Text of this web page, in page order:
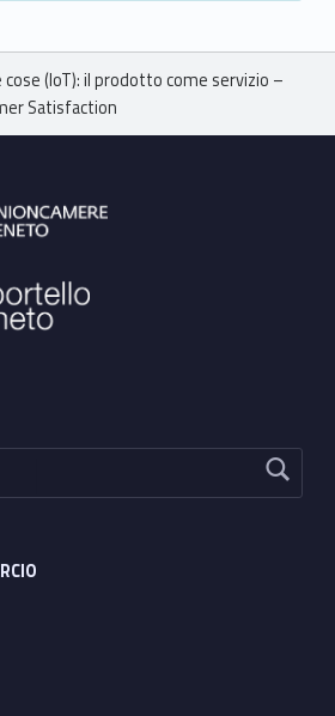
(IoT): il prodotto come servizio –
Satisfaction